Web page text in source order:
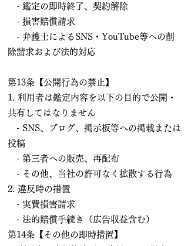
- 鑑定の即時終了、契約解除
- 損害賠償請求
- 弁護士によるSNS・YouTube等への削
除請求および法的対応
第13条【公開行為の禁止】
1. 利用者は鑑定内容を以下の目的で公開・
共有してはなりません
- SNS、ブログ、掲示板等への掲載または
投稿
- 第三者への販売、再配布
- その他、当社の許可なく拡散する行為
2. 違反時の措置
- 実費損害請求
- 法的賠償手続き（広告収益含む）
第14条【その他の即時措置】